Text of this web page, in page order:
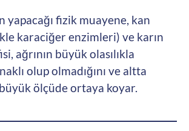
fizik muayene, kan
karaciğer enzimleri) ve karın
ağrının büyük olasılıkla
olup olmadığını ve altta
ölçüde ortaya koyar.